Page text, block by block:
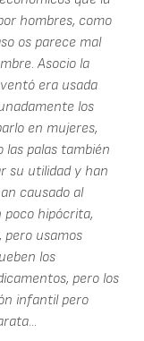
hombres, como
os parece mal
Asocio la
era usada
los
en mujeres,
las palas también
su utilidad y han
causado al
poco hipócrita,
pero usamos
los
pero los
infantil pero